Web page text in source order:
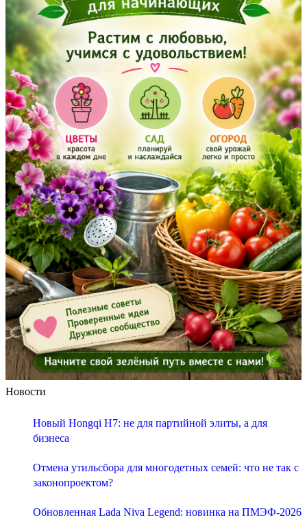
Новости
Новый Hongqi H7: не для партийной элиты, а для
бизнеса
Отмена утильсбора для многодетных семей: что не так с
законопроектом?
Обновленная Lada Niva Legend: новинка на ПМЭФ-2026